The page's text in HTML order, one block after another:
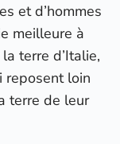
et d’hommes
meilleure à
terre d’Italie,
reposent loin
terre de leur